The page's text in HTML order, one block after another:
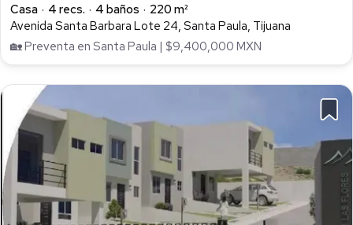
Casa
4 recs. 4 baños
220 m²
Avenida Santa Barbara Lote 24, Santa Paula, Tijuana
🏡 Preventa en Santa Paula | $9,400,000 MXN